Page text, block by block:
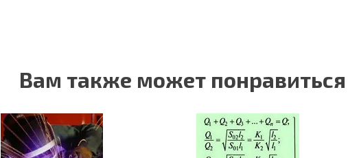
Вам также может понравиться